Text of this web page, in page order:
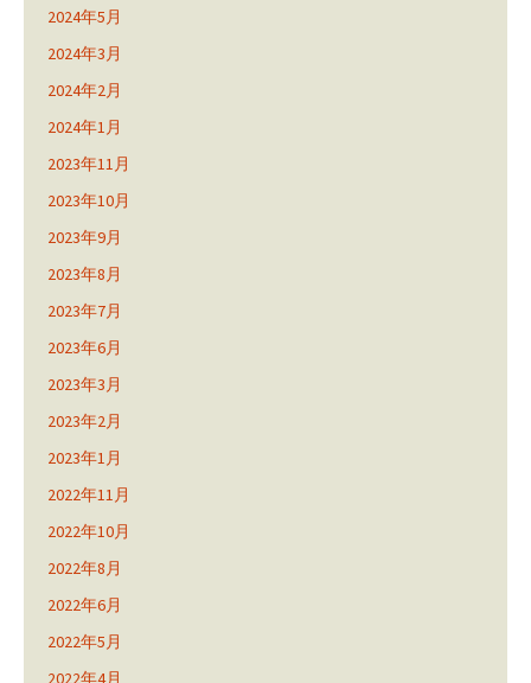
2024年5月
2024年3月
2024年2月
2024年1月
2023年11月
2023年10月
2023年9月
2023年8月
2023年7月
2023年6月
2023年3月
2023年2月
2023年1月
2022年11月
2022年10月
2022年8月
2022年6月
2022年5月
2022年4月